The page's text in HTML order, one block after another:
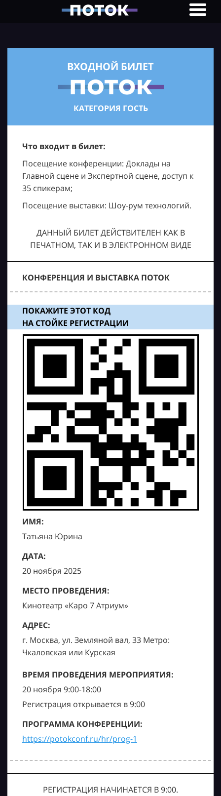
ВХОДНОЙ БИЛЕТ
КАТЕГОРИЯ ГОСТЬ
Что входит в билет:
Посещение конференции: Доклады на
Главной сцене и Экспертной сцене, доступ к
35 спикерам;
Посещение выставки: Шоу-рум технологий.
ДАННЫЙ БИЛЕТ ДЕЙСТВИТЕЛЕН КАК В
ПЕЧАТНОМ, ТАК И В ЭЛЕКТРОННОМ ВИДЕ
КОНФЕРЕНЦИЯ И ВЫСТАВКА ПОТОК
ПОКАЖИТЕ ЭТОТ КОД
НА СТОЙКЕ РЕГИСТРАЦИИ
ИМЯ:
Татьяна Юрина
ДАТА:
20 ноября 2025
МЕСТО ПРОВЕДЕНИЯ:
Кинотеатр «Каро 7 Атриум»
АДРЕС:
г. Москва, ул. Земляной вал, 33 Метро:
Чкаловская или Курская
ВРЕМЯ ПРОВЕДЕНИЯ МЕРОПРИЯТИЯ:
20 ноября 9:00-18:00
Регистрация открывается в 9:00
ПРОГРАММА КОНФЕРЕНЦИИ:
https://potokconf.ru/hr/prog-1
РЕГИСТРАЦИЯ НАЧИНАЕТСЯ В 9:00.